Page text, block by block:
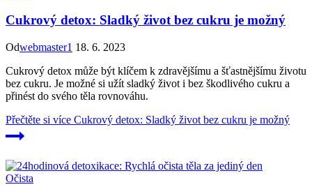
Cukrový detox: Sladký život bez cukru je možný
Odwebmaster1 18. 6. 2023
Cukrový detox může být klíčem k zdravějšímu a šťastnějšímu životu
bez cukru. Je možné si užít sladký život i bez škodlivého cukru a
přinést do svého těla rovnováhu.
Přečtěte si více Cukrový detox: Sladký život bez cukru je možný
Očista